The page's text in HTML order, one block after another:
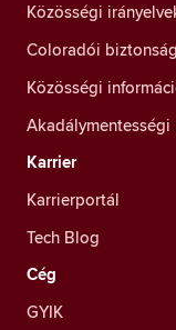
Közösségi
Coloradói
Közösségi
Karrier
Karrierportál
Tech Blog
Cég
GYIK